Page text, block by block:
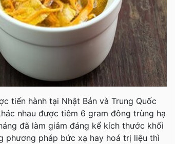
tiến hành tại Nhật Bản và Trung Quốc
nhau được tiêm 6 gram đông trùng hạ
đã làm giảm đáng kể kích thước khối
phương pháp bức xạ hay hoá trị liệu thì